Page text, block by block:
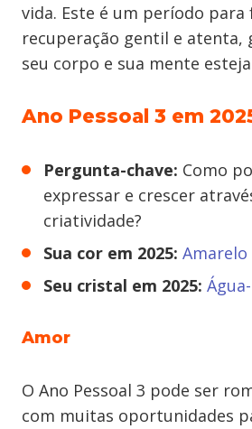
vida. Este é um período para
recuperação gentil e atenta,
seu corpo e sua mente
Ano Pessoal 3 em
Pergunta-chave: Como
expressar e crescer
criatividade?
Sua cor em 2025: Amarelo
Seu cristal em 2025:
Amor
O Ano Pessoal 3 pode ser
com muitas oportunidades